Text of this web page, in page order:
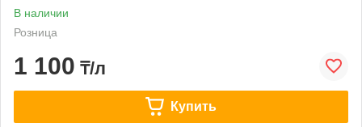
В наличии
Розница
1 100 ₸/л
Купить